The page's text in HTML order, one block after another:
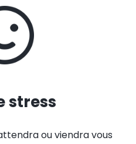
stress
ou viendra vous